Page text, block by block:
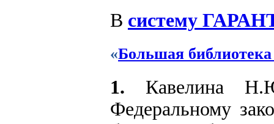
В систему
«Большая
1. Кавелина
Федеральному